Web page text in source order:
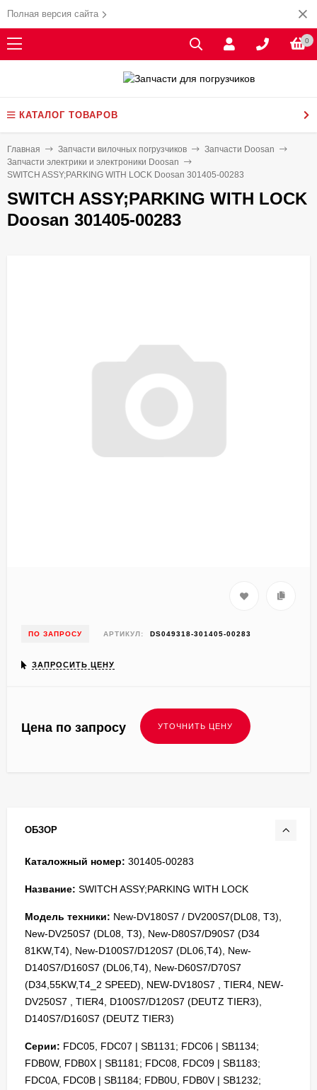
Полная версия сайта
0
КАТАЛОГ ТОВАРОВ
Главная Запчасти вилочных погрузчиков
Запчасти Doosan
Запчасти электрики и электроники Doosan
SWITCH ASSY;PARKING WITH LOCK Doosan 301405-00283
SWITCH ASSY;PARKING WITH LOCK
Doosan 301405-00283
ПО ЗАПРОСУ АРТИКУЛ: DS049318-301405-00283
ЗАПРОСИТЬ ЦЕНУ
Цена по запросу
ОБЗОР
Каталожный номер: 301405-00283
Название: SWITCH ASSY;PARKING WITH LOCK
Модель техники: New-DV180S7 / DV200S7(DL08, T3),
New-DV250S7 (DL08, T3), New-D80S7/D90S7 (D34
81KW,T4), New-D100S7/D120S7 (DL06,T4), New-
D140S7/D160S7 (DL06,T4), New-D60S7/D70S7
(D34,55KW,T4_2 SPEED), NEW-DV180S7 , TIER4, NEW-
DV250S7 , TIER4, D100S7/D120S7 (DEUTZ TIER3),
D140S7/D160S7 (DEUTZ TIER3)
Серии: FDC05, FDC07 | SB1131; FDC06 | SB1134;
FDB0W, FDB0X | SB1181; FDC08, FDC09 | SB1183;
FDC0A, FDC0B | SB1184; FDB0U, FDB0V | SB1232;